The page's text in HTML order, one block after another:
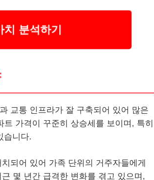
분석하기
교통 인프라가 잘 구축되어 있어 많은
가격이 꾸준히 상승세를 보이며, 특히
습니다.
되어 있어 가족 단위의 거주자들에게
몇 년간 급격한 변화를 겪고 있으며,